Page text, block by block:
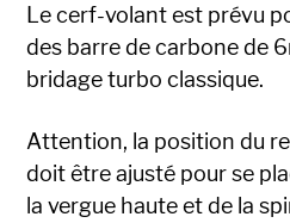
Le cerf-volant est prévu
des barre de carbone de
bridage turbo classique.
Attention, la position du
doit être ajusté pour se
la vergue haute et de la